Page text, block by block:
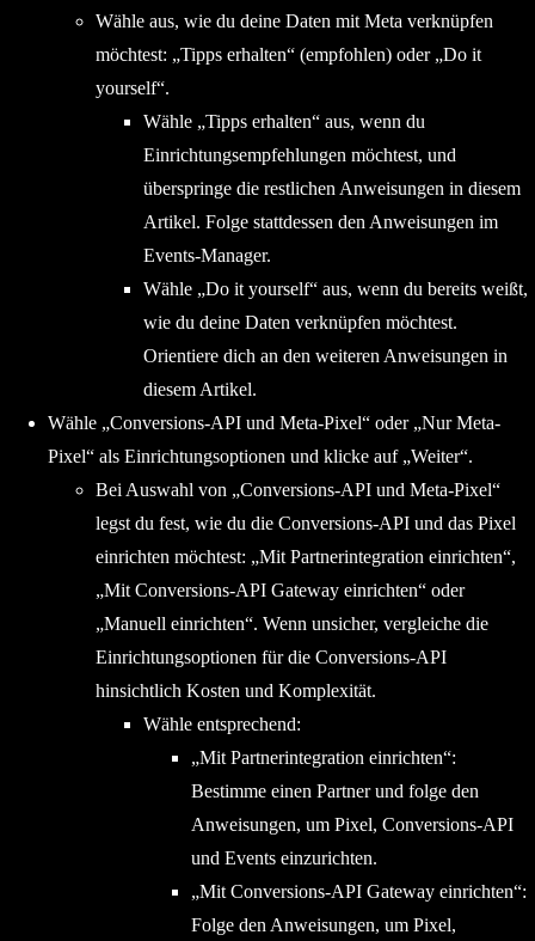
Wähle aus, wie du deine Daten mit Meta verknüpfen
möchtest: „Tipps erhalten“ (empfohlen) oder „Do it
yourself“.
Wähle „Tipps erhalten“ aus, wenn du
Einrichtungsempfehlungen möchtest, und
überspringe die restlichen Anweisungen in diesem
Artikel. Folge stattdessen den Anweisungen im
Events-Manager.
Wähle „Do it yourself“ aus, wenn du bereits weißt,
wie du deine Daten verknüpfen möchtest.
Orientiere dich an den weiteren Anweisungen in
diesem Artikel.
Wähle „Conversions-API und Meta-Pixel“ oder „Nur Meta-
Pixel“ als Einrichtungsoptionen und klicke auf „Weiter“.
Bei Auswahl von „Conversions-API und Meta-Pixel“
legst du fest, wie du die Conversions-API und das Pixel
einrichten möchtest: „Mit Partnerintegration einrichten“,
„Mit Conversions-API Gateway einrichten“ oder
„Manuell einrichten“. Wenn unsicher, vergleiche die
Einrichtungsoptionen für die Conversions-API
hinsichtlich Kosten und Komplexität.
Wähle entsprechend:
„Mit Partnerintegration einrichten“:
Bestimme einen Partner und folge den
Anweisungen, um Pixel, Conversions-API
und Events einzurichten.
„Mit Conversions-API Gateway einrichten“:
Folge den Anweisungen, um Pixel,